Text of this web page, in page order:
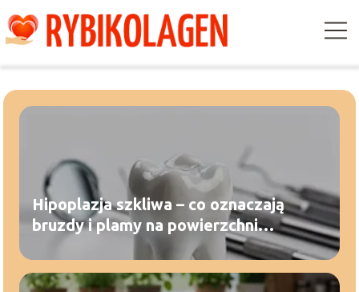
Hipoplazja szkliwa – co oznaczają
bruzdy i plamy na powierzchni